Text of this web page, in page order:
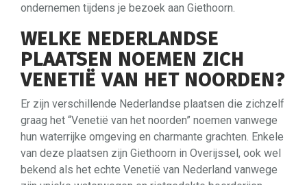
ondernemen tijdens je bezoek aan Giethoorn.
WELKE NEDERLANDSE
PLAATSEN NOEMEN ZICH
VENETIË VAN HET NOORDEN?
Er zijn verschillende Nederlandse plaatsen die zichzelf
graag het “Venetië van het noorden” noemen vanwege
hun waterrijke omgeving en charmante grachten. Enkele
van deze plaatsen zijn Giethoorn in Overijssel, ook wel
bekend als het echte Venetië van Nederland vanwege